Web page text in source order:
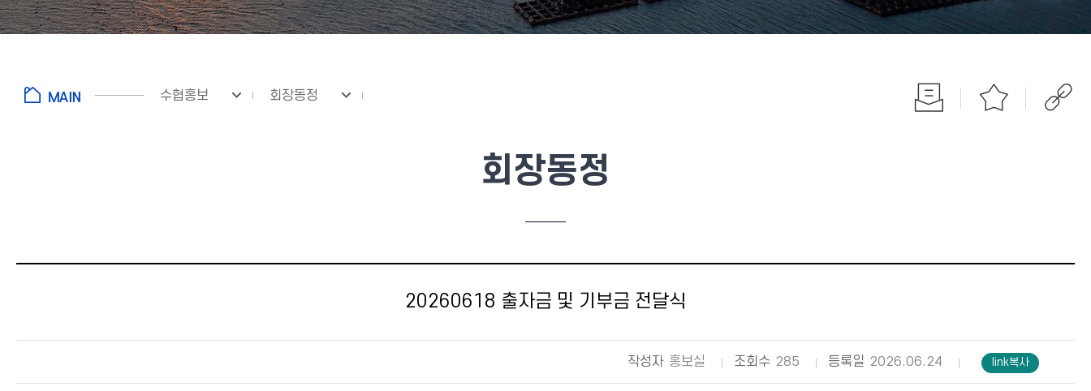
수협홍보 회장동정
회장동정
20260618 출자금 및 기부금 전달식
작성자 홍보실 조회수 285 등록일 2026.06.24